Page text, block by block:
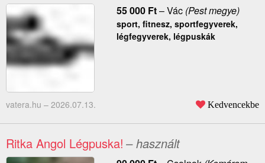
55 000 Ft–Vác(Pest megye)
sport, fitnesz, sportfegyverek,
légfegyverek, légpuskák
vatera.hu – 2026.07.13. Kedvencekbe
Ritka Angol Légpuska! – használt